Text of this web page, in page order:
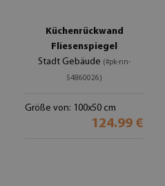
Küchenrückwand
Fliesenspiegel
Stadt Gebäude (#pk-nn-
54860026)
Größe von: 100x50 cm
124.99 €